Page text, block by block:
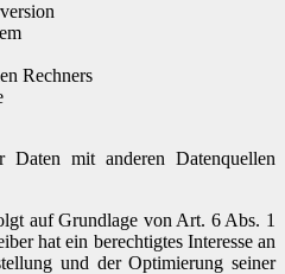
Rechners
Daten mit anderen Datenquellen
auf Grundlage von Art. 6 Abs. 1
hat ein berechtigtes Interesse an
und der Optimierung seiner